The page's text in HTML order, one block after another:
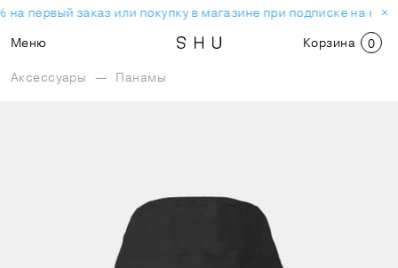
на первый заказ или покупку в магазине при подписке на
Меню
Корзина 0
Аксессуары — Панамы